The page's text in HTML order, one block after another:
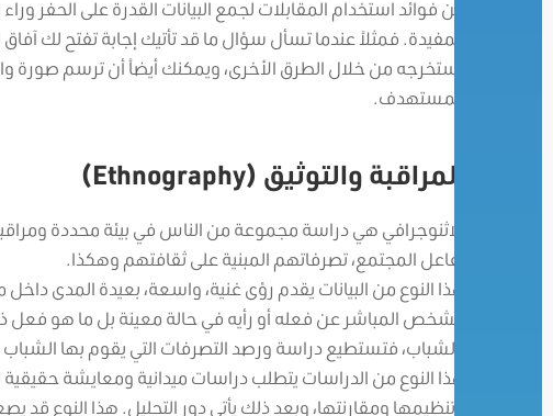
من فوائد استخدام المقابلات لجمع البيانات القدرة على الحفر
المفيدة. فمثلاً عندما تسأل سؤال ما قد تأتيك إجابة تفتح لك
تستخرجه من خلال الطرق الأخرى، ويمكنك أيضاً أن ترسم صورة
المستهدف.
المراقبة والتوثيق (Ethnography)
الاثنوجرافي هي دراسة مجموعة من الناس في بيئة محددة
تفاعل المجتمع، تصرفاتهم المبنية على ثقافتهم وهكذا.
هذا النوع من البيانات يقدم رؤى غنية، واسعة، بعيدة المدى
الشخص المباشر عن فعله أو رأيه في حالة معينة بل ما هو فعل
بالشباب، فتستطيع دراسة ورصد التصرفات التي يقوم بها
هذا النوع من الدراسات يتطلب دراسات ميدانية ومعايشة
وتنظيمها ومقارنتها، وبعد ذلك يأتي دور التحليل. هذا